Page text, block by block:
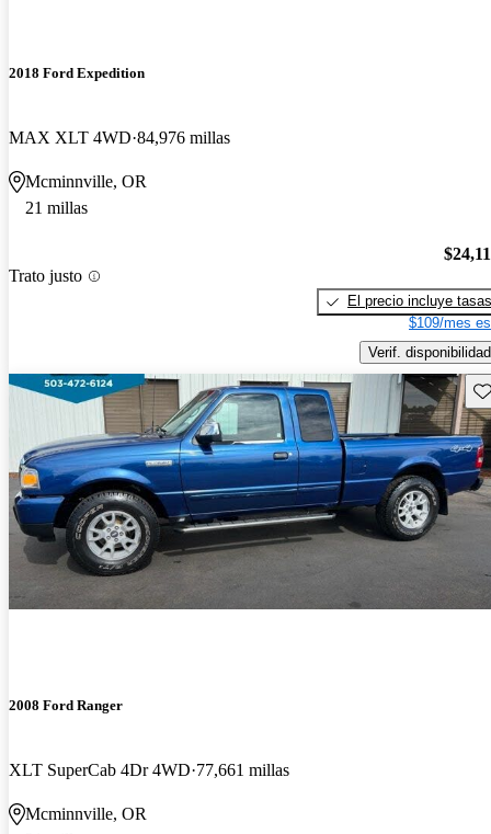
2018 Ford Expedition
MAX XLT 4WD 84,976 millas
Mcminnville, OR
21 millas
Trato justo
El precio incluye tasas
$109/mes
Verif. disponibilidad
2008 Ford Ranger
XLT SuperCab 4Dr 4WD 77,661 millas
Mcminnville, OR